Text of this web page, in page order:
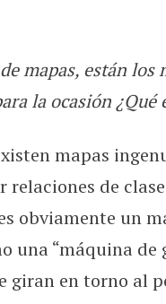
mapas, están los
la ocasión ¿Qué
mapas
de
obviamente un
una “máquina de
en torno al